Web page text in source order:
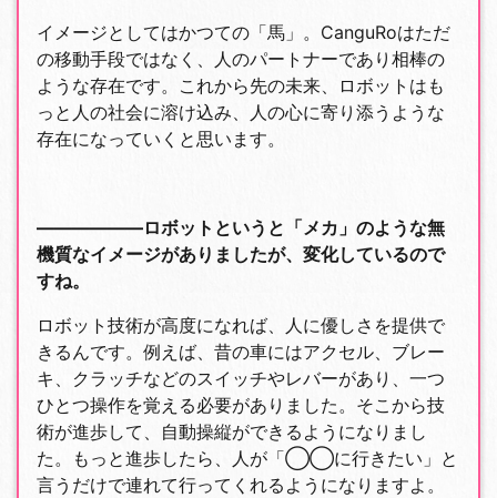
イメージとしてはかつての「馬」。CanguRoはただ
の移動手段ではなく、人のパートナーであり相棒の
ような存在です。これから先の未来、ロボットはも
っと人の社会に溶け込み、人の心に寄り添うような
存在になっていくと思います。
――――――ロボットというと「メカ」のような無
機質なイメージがありましたが、変化しているので
すね。
ロボット技術が高度になれば、人に優しさを提供で
きるんです。例えば、昔の車にはアクセル、ブレー
キ、クラッチなどのスイッチやレバーがあり、一つ
ひとつ操作を覚える必要がありました。そこから技
術が進歩して、自動操縦ができるようになりまし
た。もっと進歩したら、人が「◯◯に行きたい」と
言うだけで連れて行ってくれるようになりますよ。